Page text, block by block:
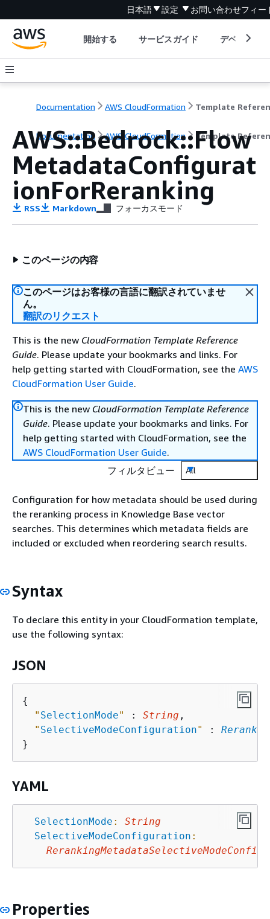
日本語 設定 お問い合わせフィー
開始する サービスガイド デベロッパ
Documentation AWS CloudFormation Template
Documentation AWS CloudFormation Template
AWS::Bedrock::Flow
MetadataConfigurat
ionForReranking
RSS Markdown フォーカスモード
このページの内容
このページはお客様の言語に翻訳されていませ
ん。
翻訳のリクエスト
This is the new CloudFormation Template Reference
Guide. Please update your bookmarks and links. For
help getting started with CloudFormation, see the AWS
CloudFormation User Guide.
This is the new CloudFormation Template Reference
Guide. Please update your bookmarks and links. For
help getting started with CloudFormation, see the
AWS CloudFormation User Guide.
フィルタビュー
All
Configuration for how metadata should be used during
the reranking process in Knowledge Base vector
searches. This determines which metadata fields are
included or excluded when reordering search results.
Syntax
To declare this entity in your CloudFormation template,
use the following syntax:
JSON
{
" SelectionMode" : String ,
" SelectiveModeConfiguration" :
YAML
SelectionMode :
String
SelectiveModeConfiguration :
Properties